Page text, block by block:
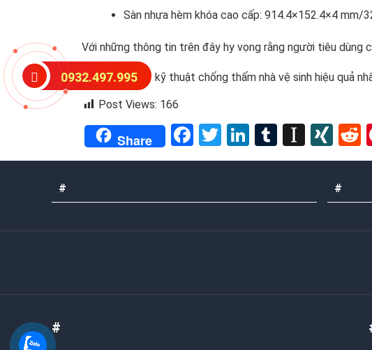
Sàn nhựa hèm khóa cao cấp: 914.4×152.4×4 mm/
Với những thông tin trên đây hy vọng rằng người tiêu dùng
>>> Xem thêm kỹ thuật chống thấm nhà vệ sinh hiệu quả
Post Views: 166
Share Facebook
TwitterLinkedIn
Tumblr
# #
#
0932.497.995